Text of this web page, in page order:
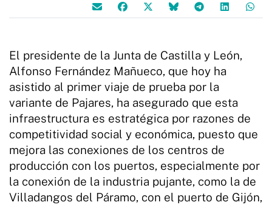
El presidente de la Junta de Castilla y León,
Alfonso Fernández Mañueco, que hoy ha
asistido al primer viaje de prueba por la
variante de Pajares, ha asegurado que esta
infraestructura es estratégica por razones de
competitividad social y económica, puesto que
mejora las conexiones de los centros de
producción con los puertos, especialmente por
la conexión de la industria pujante, como la de
Villadangos del Páramo, con el puerto de Gijón,